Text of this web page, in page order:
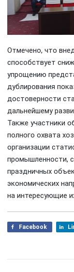
Отмечено, что
способствует
упрощению
дублирования
достоверности
дальнейшему
Также участники
полного охвата
организации
промышленности,
праздничных
экономических
на интересующие
Facebook